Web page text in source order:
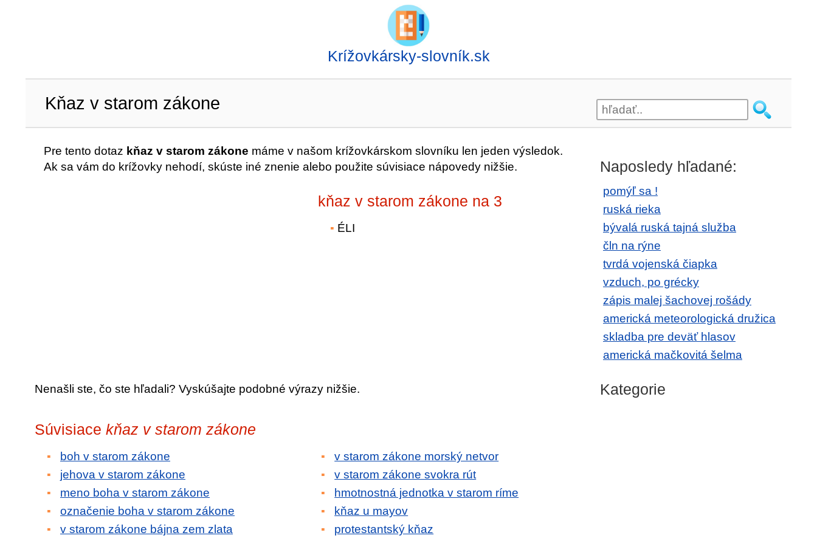
Krížovkársky-slovník.sk
Kňaz v starom zákone
Pre tento dotaz kňaz v starom zákone máme v našom krížovkárskom slovníku len jeden výsledok.
Ak sa vám do krížovky nehodí, skúste iné znenie alebo použite súvisiace nápovedy nižšie.
kňaz v starom zákone na 3
ÉLI
Nenašli ste, čo ste hľadali? Vyskúšajte podobné výrazy nižšie.
Súvisiace kňaz v starom zákone
boh v starom zákone
jehova v starom zákone
meno boha v starom zákone
označenie boha v starom zákone
v starom zákone bájna zem zlata
v starom zákone morský netvor
v starom zákone svokra rút
hmotnostná jednotka v starom ríme
kňaz u mayov
protestantský kňaz
Naposledy hľadané:
pomýľ sa !
ruská rieka
bývalá ruská tajná služba
čln na rýne
tvrdá vojenská čiapka
vzduch, po grécky
zápis malej šachovej rošády
americká meteorologická družica
skladba pre deväť hlasov
americká mačkovitá šelma
Kategorie